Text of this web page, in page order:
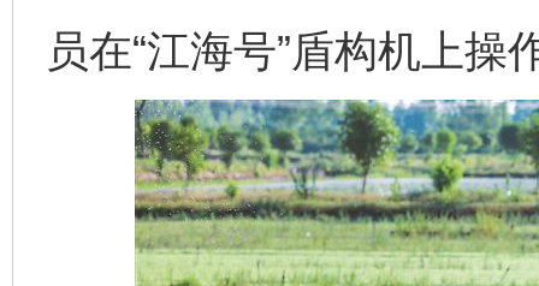
员在“江海号”盾构机上